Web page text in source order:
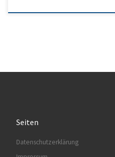
Seiten
Datenschutzerklärung